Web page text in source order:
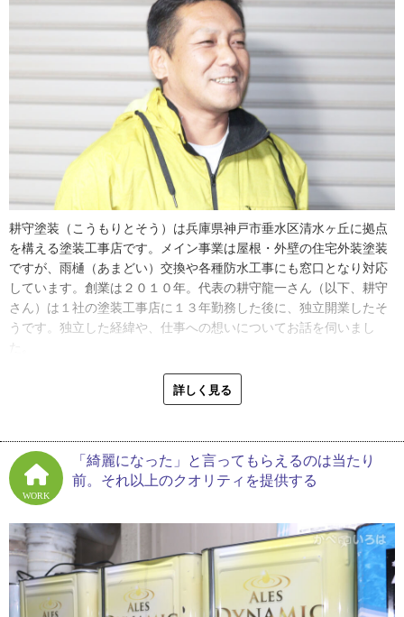
耕守塗装（こうもりとそう）は兵庫県神戸市垂水区清水ヶ丘に拠点
を構える塗装工事店です。メイン事業は屋根・外壁の住宅外装塗装
ですが、雨樋（あまどい）交換や各種防水工事にも窓口となり対応
しています。創業は２０１０年。代表の耕守龍一さん（以下、耕守
さん）は１社の塗装工事店に１３年勤務した後に、独立開業したそ
うです。独立した経緯や、仕事への想いについてお話を伺いまし
た。
「塗装工事の手伝いを始めたきっかけは、友人からの誘いです。僕
はその塗装工事店に就職して１３年間続けました。長年経験を積み
り方は自分に合ってますね」
自分なりに考えながら作業を進めることが好きという耕守さん。独
立後のお客さまづくりも、一から自分なりに試行錯誤しています。
「お客さまに選んでもらうために、日々の情報収集は意識して行っ
ています。ショート動画やSNSに塗装の知識がまとめてあるものを
見て最新情報を確認したり、空き時間を見つけては新しい技術や新
詳しく見る
WORK
「綺麗になった」と言ってもらえるのは当たり
前。それ以上のクオリティを提供する